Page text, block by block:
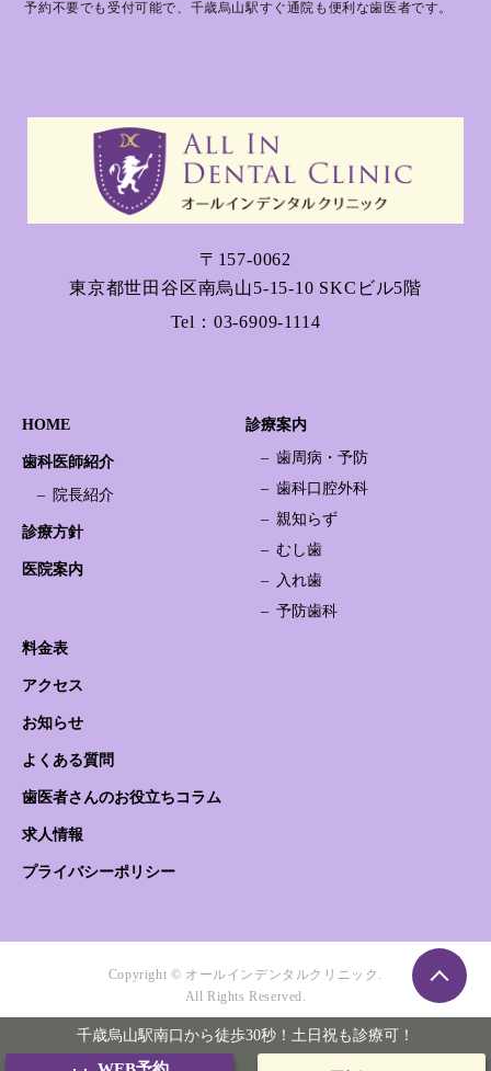
千歳烏山駅南口から徒歩30秒！土日祝も診療可！
予約不要でも受付可能で、千歳烏山駅すぐ通院も便利な歯医者です。
〒157-0062
東京都世田谷区南烏山5-15-10 SKCビル5階
Tel： 03-6909-1114
HOME
歯科医師紹介
院長紹介
診療方針
医院案内
診療案内
歯周病・予防
歯科口腔外科
親知らず
むし歯
入れ歯
予防歯科
料金表
アクセス
お知らせ
よくある質問
歯医者さんのお役立ちコラム
求人情報
プライバシーポリシー
Copyright © オールインデンタルクリニック.
All Rights Reserved.